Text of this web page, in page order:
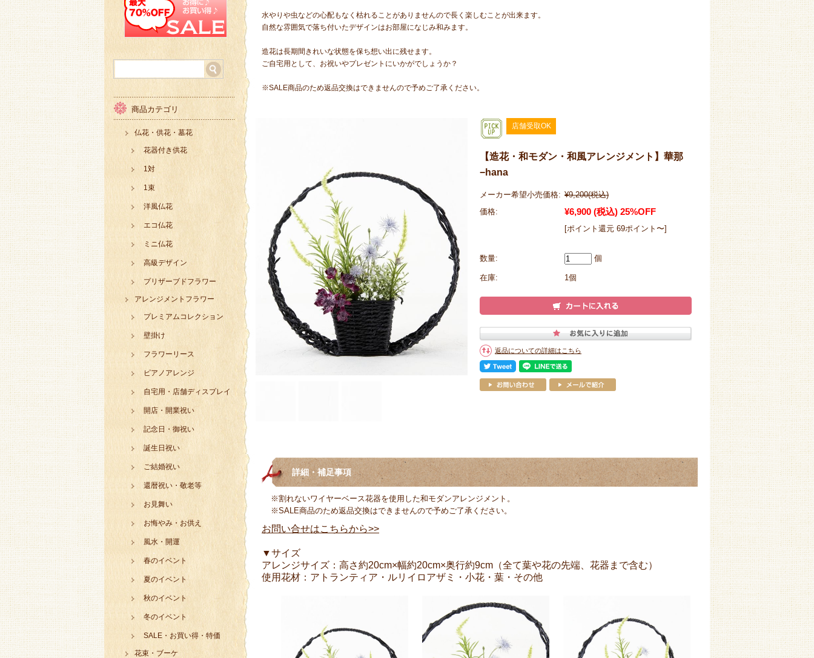
水やりや虫などの心配もなく枯れることがありませんので長く楽しむことが出来ます。
自然な雰囲気で落ち付いたデザインはお部屋になじみ和みます。
造花は長期間きれいな状態を保ち想い出に残せます。
ご自宅用として、お祝いやプレゼントにいかがでしょうか？
※SALE商品のため返品交換はできませんので予めご了承ください。
店舗受取OK
【造花・和モダン・和風アレンジメント】華那
−hana
メーカー希望小売価格: ¥9,200(税込)
価格:
¥6,900 (税込) 25%OFF
[ポイント還元 69ポイント〜]
数量: 個
在庫: 1個
返品についての詳細はこちら
詳細・補足事項
※割れないワイヤーベース花器を使用した和モダンアレンジメント。
※SALE商品のため返品交換はできませんので予めご了承ください。
お問い合せはこちらから>>
▼サイズ
アレンジサイズ：高さ約20cm×幅約20cm×奥行約9cm（全て葉や花の先端、花器まで含む）
使用花材：アトランティア・ルリイロアザミ・小花・葉・その他
商品カテゴリ
仏花・供花・墓花
花器付き供花
1対
1束
洋風仏花
エコ仏花
ミニ仏花
高級デザイン
プリザーブドフラワー
アレンジメントフラワー
プレミアムコレクション
壁掛け
フラワーリース
ピアノアレンジ
自宅用・店舗ディスプレイ
開店・開業祝い
記念日・御祝い
誕生日祝い
ご結婚祝い
還暦祝い・敬老等
お見舞い
お悔やみ・お供え
風水・開運
春のイベント
夏のイベント
秋のイベント
冬のイベント
SALE・お買い得・特価
花束・ブーケ